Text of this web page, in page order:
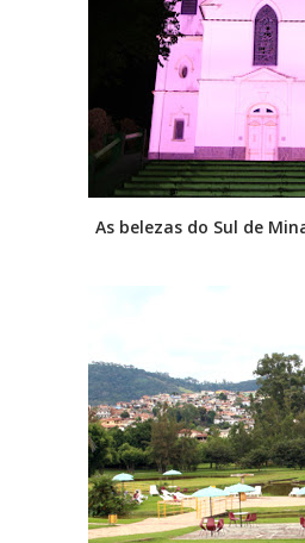
As belezas do Sul de